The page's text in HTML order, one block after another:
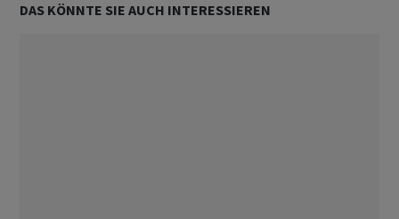
DAS KÖNNTE SIE AUCH INTERESSIEREN